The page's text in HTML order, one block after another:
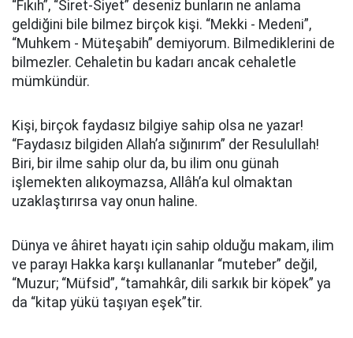
“Fıkıh”, “Siret-Siyet” deseniz bunların ne anlama
geldiğini bile bilmez birçok kişi. “Mekki - Medeni”,
“Muhkem - Müteşabih” demiyorum. Bilmediklerini de
bilmezler. Cehaletin bu kadarı ancak cehaletle
mümkündür.
Kişi, birçok faydasız bilgiye sahip olsa ne yazar!
“Faydasız bilgiden Allah’a sığınırım” der Resulullah!
Biri, bir ilme sahip olur da, bu ilim onu günah
işlemekten alıkoymazsa, Allâh’a kul olmaktan
uzaklaştırırsa vay onun haline.
Dünya ve âhiret hayatı için sahip olduğu makam, ilim
ve parayı Hakka karşı kullananlar “muteber” değil,
“Muzur; “Müfsid”, “tamahkâr, dili sarkık bir köpek” ya
da “kitap yükü taşıyan eşek”tir.